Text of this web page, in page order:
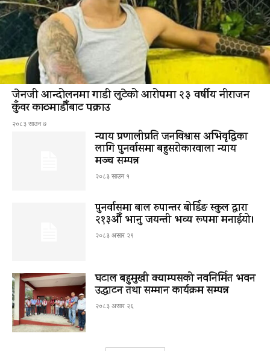
जेनजी आन्दोलनमा गाडी लुटेको आरोपमा २३ वर्षीय नीराजन
कुँवर काठमाडौँबाट पक्राउ
२०८३ साउन ७
न्याय प्रणालीप्रति जनविश्वास अभिवृद्धिका
लागि पुनर्वासमा बहुसरोकारवाला न्याय
मञ्च सम्पन्न
२०८३ साउन १
पुनर्वासमा बाल रुपान्तर बोर्डिङ स्कुल द्धारा
२१३औँ भानु जयन्ती भव्य रूपमा मनाईयो।
२०८३ असार २९
घटाल बहुमुखी क्याम्पसको नवनिर्मित भवन
उद्घाटन तथा सम्मान कार्यक्रम सम्पन्न
२०८३ असार २६